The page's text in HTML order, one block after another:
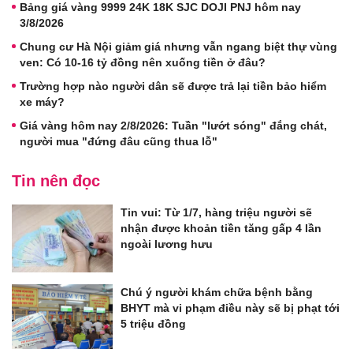
Bảng giá vàng 9999 24K 18K SJC DOJI PNJ hôm nay
3/8/2026
Chung cư Hà Nội giảm giá nhưng vẫn ngang biệt thự vùng
ven: Có 10-16 tỷ đồng nên xuống tiền ở đâu?
Trường hợp nào người dân sẽ được trả lại tiền bảo hiểm
xe máy?
Giá vàng hôm nay 2/8/2026: Tuần "lướt sóng" đắng chát,
người mua "đứng đâu cũng thua lỗ"
Tin nên đọc
Tin vui: Từ 1/7, hàng triệu người sẽ
nhận được khoản tiền tăng gấp 4 lần
ngoài lương hưu
Chú ý người khám chữa bệnh bằng
BHYT mà vi phạm điều này sẽ bị phạt tới
5 triệu đồng